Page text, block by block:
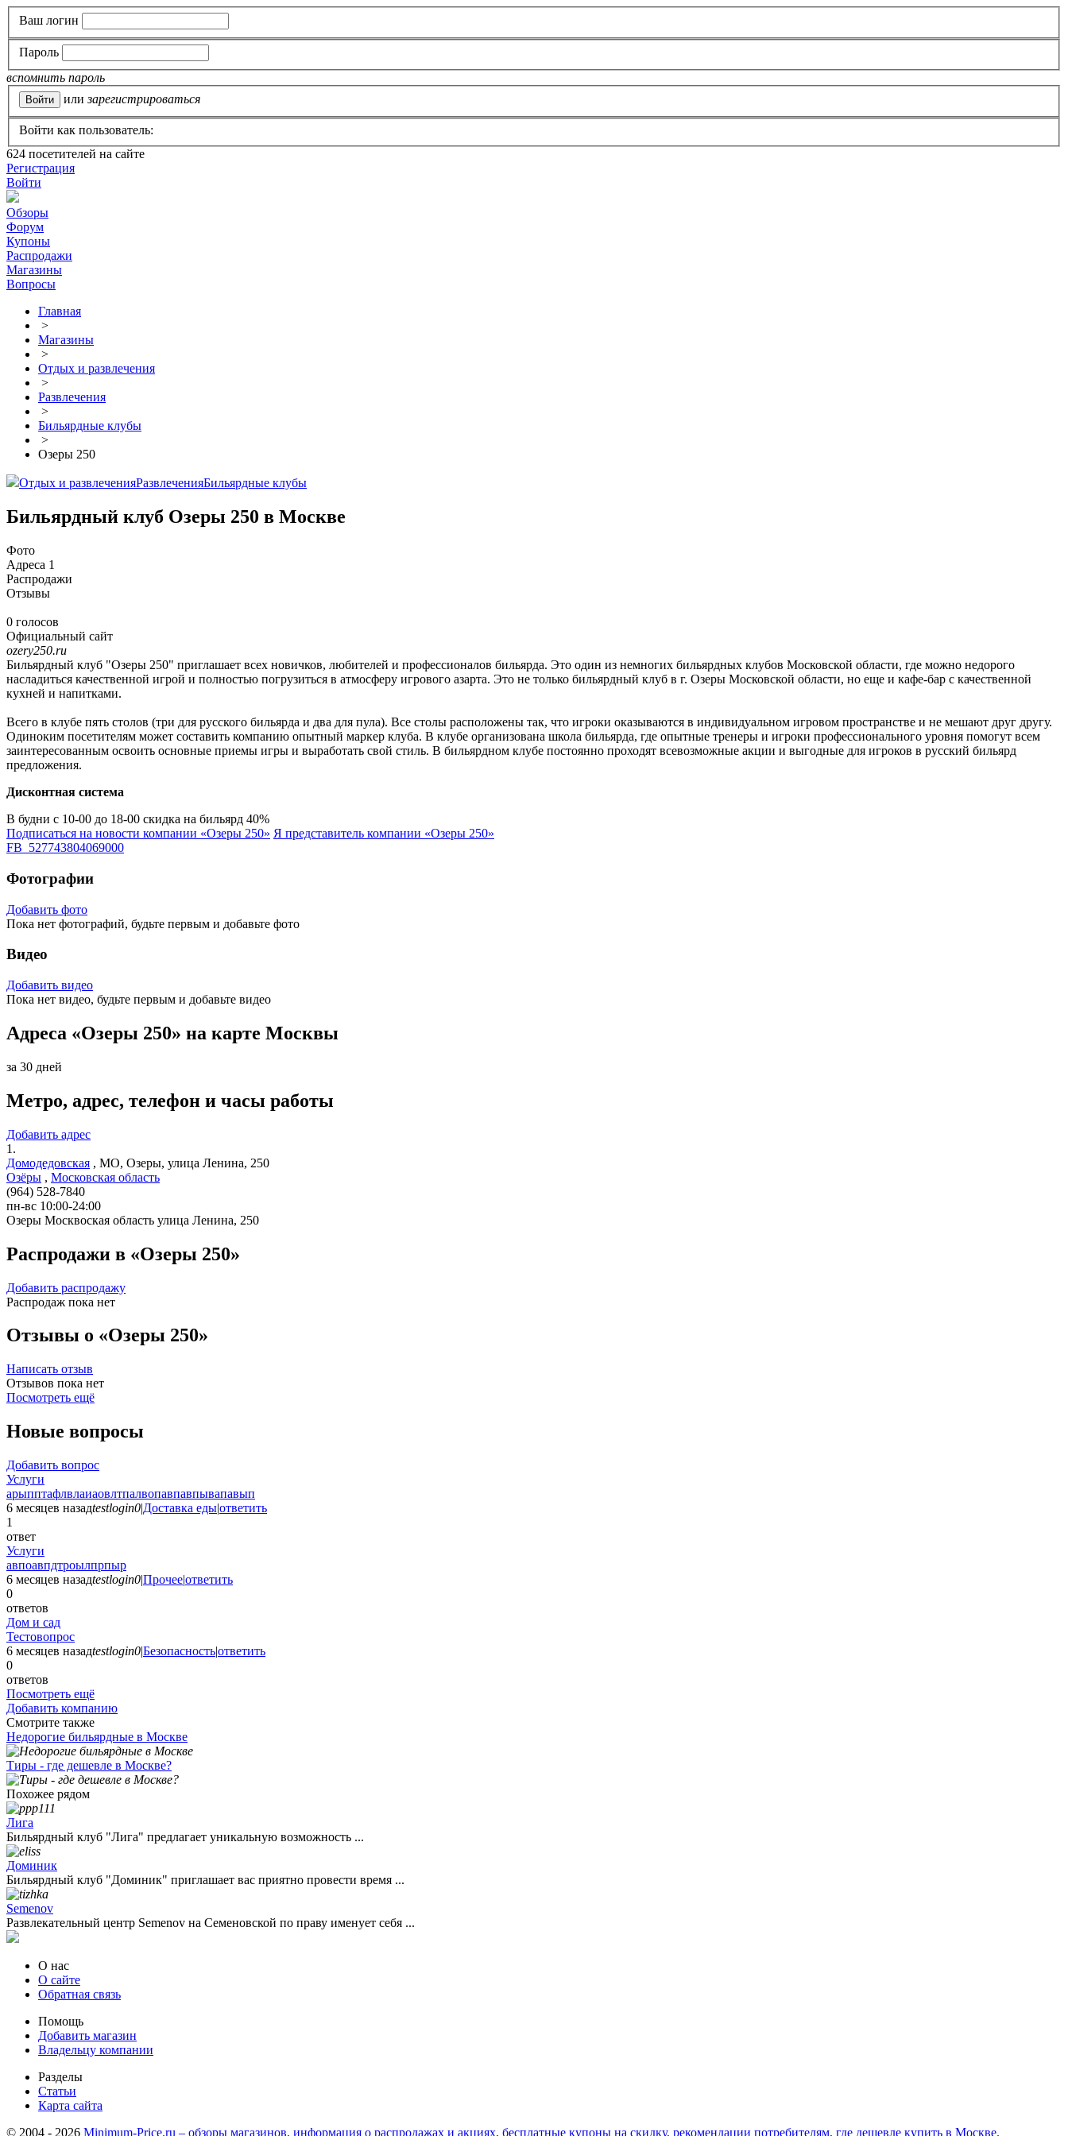
Ваш логин
Пароль
вспомнить пароль
или зарегистрироваться
Войти как пользователь:
624 посетителей на сайте
Регистрация
Войти
Обзоры
Форум
Купоны
Распродажи
Магазины
Вопросы
Главная
>
Магазины
>
Отдых и развлечения
>
Развлечения
>
Бильярдные клубы
>
Озеры 250
Отдых и развлеченияРазвлеченияБильярдные клубы
Бильярдный клуб Озеры 250 в Москве
Фото
Адреса 1
Распродажи
Отзывы
0 голосов
Официальный сайт
ozery250.ru
Бильярдный клуб "Озеры 250" приглашает всех новичков, любителей и профессионалов бильярда. Это один из немногих бильярдных клубов Московской области, где можно недорого
насладиться качественной игрой и полностью погрузиться в атмосферу игрового азарта. Это не только бильярдный клуб в г. Озеры Московской области, но еще и кафе-бар с качественной
кухней и напитками.
Всего в клубе пять столов (три для русского бильярда и два для пула). Все столы расположены так, что игроки оказываются в индивидуальном игровом пространстве и не мешают друг другу.
Одиноким посетителям может составить компанию опытный маркер клуба. В клубе организована школа бильярда, где опытные тренеры и игроки профессионального уровня помогут всем
заинтересованным освоить основные приемы игры и выработать свой стиль. В бильярдном клубе постоянно проходят всевозможные акции и выгодные для игроков в русский бильярд
предложения.
Дисконтная система
В будни с 10-00 до 18-00 скидка на бильярд 40%
Подписаться на новости компании «Озеры 250» Я представитель компании «Озеры 250»
FB_527743804069000
Фотографии
Добавить фото
Пока нет фотографий, будьте первым и добавьте фото
Видео
Добавить видео
Пока нет видео, будьте первым и добавьте видео
Адреса «Озеры 250» на карте Москвы
за 30 дней
Метро, адрес, телефон и часы работы
Добавить адрес
1.
Домодедовская , МО, Озеры, улица Ленина, 250
Озёры , Московская область
(964) 528-7840
пн-вс 10:00-24:00
Озеры Москвоская область улица Ленина, 250
Распродажи в «Озеры 250»
Добавить распродажу
Распродаж пока нет
Отзывы о «Озеры 250»
Написать отзыв
Отзывов пока нет
Посмотреть ещё
Новые вопросы
Добавить вопрос
Услуги
арыпптафлвлаиаовлтпалвопавпавпывапавып
6 месяцев назадtestlogin0|Доставка еды|ответить
1
ответ
Услуги
авпоавпдтроылпрпыр
6 месяцев назадtestlogin0|Прочее|ответить
0
ответов
Дом и сад
Тестовопрос
6 месяцев назадtestlogin0|Безопасность|ответить
0
ответов
Посмотреть ещё
Добавить компанию
Смотрите также
Недорогие бильярдные в Москве
Тиры - где дешевле в Москве?
Похожее рядом
Лига
Бильярдный клуб "Лига" предлагает уникальную возможность ...
Доминик
Бильярдный клуб "Доминик" приглашает вас приятно провести время ...
Semenov
Развлекательный центр Semenov на Семеновской по праву именует себя ...
О нас
О сайте
Обратная связь
Помощь
Добавить магазин
Владельцу компании
Разделы
Статьи
Карта сайта
© 2004 - 2026 Minimum-Price.ru – обзоры магазинов, информация о распродажах и акциях, бесплатные купоны на скидку, рекомендации потребителям, где дешевле купить в Москве.